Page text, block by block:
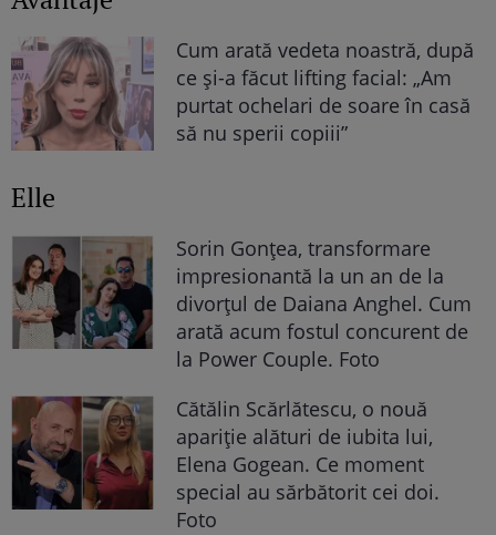
Cum arată vedeta noastră, după
ce și-a făcut lifting facial: „Am
purtat ochelari de soare în casă
să nu sperii copiii”
Elle
Sorin Gonțea, transformare
impresionantă la un an de la
divorțul de Daiana Anghel. Cum
arată acum fostul concurent de
la Power Couple. Foto
Cătălin Scărlătescu, o nouă
apariție alături de iubita lui,
Elena Gogean. Ce moment
special au sărbătorit cei doi.
Foto